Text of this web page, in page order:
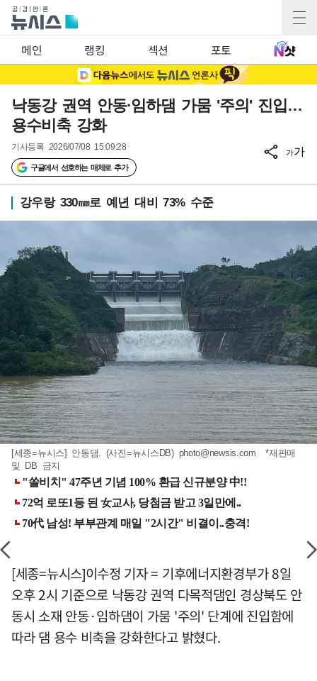
메인 랭킹 섹션 포토
낙동강 권역 안동·임하댐 가뭄 '주의' 진입…
용수비축 강화
기사등록 2026/07/08 15:09:28
구글에서 선호하는 매체로 추가
가가
강우랑 330㎜로 예년 대비 73% 수준
[세종=뉴시스] 안동댐. (사진=뉴시스DB) photo@newsis.com *재판매
및 DB 금지
[세종=뉴시스]이수정 기자 = 기후에너지환경부가 8일
오후 2시 기준으로 낙동강 권역 다목적댐인 경상북도 안
동시 소재 안동·임하댐이 가뭄 '주의' 단계에 진입함에
따라 댐 용수 비축을 강화한다고 밝혔다.